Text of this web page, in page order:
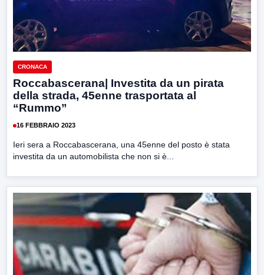
CRONACA
Roccabascerana| Investita da un pirata
della strada, 45enne trasportata al
“Rummo”
16 FEBBRAIO 2023
Ieri sera a Roccabascerana, una 45enne del posto è stata
investita da un automobilista che non si è...